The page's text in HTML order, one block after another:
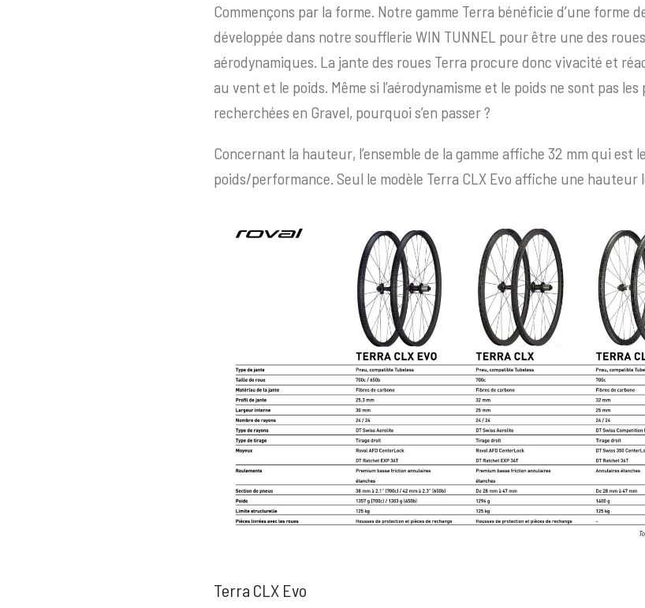
Commençons par la forme. Notre gamme Terra bénéficie d’une forme
développée dans notre soufflerie WIN TUNNEL pour être une des
aérodynamiques. La jante des roues Terra procure donc vivacité et
au vent et le poids. Même si l’aérodynamisme et le poids ne sont pas
recherchées en Gravel, pourquoi s’en passer ?
Concernant la hauteur, l’ensemble de la gamme affiche 32 mm qui est
poids/performance. Seul le modèle Terra CLX Evo affiche une hauteur
Terra CLX Evo